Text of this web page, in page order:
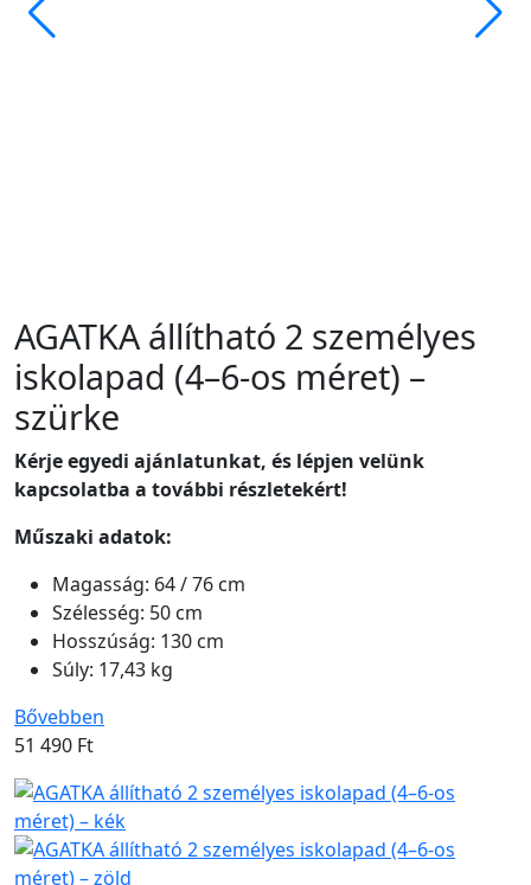
AGATKA állítható 2 személyes
iskolapad (4–6-os méret) –
szürke
Kérje egyedi ajánlatunkat, és lépjen velünk
kapcsolatba a további részletekért!
Műszaki adatok:
Magasság: 64 / 76 cm
Szélesség: 50 cm
Hosszúság: 130 cm
Súly: 17,43 kg
Bővebben
51 490 Ft